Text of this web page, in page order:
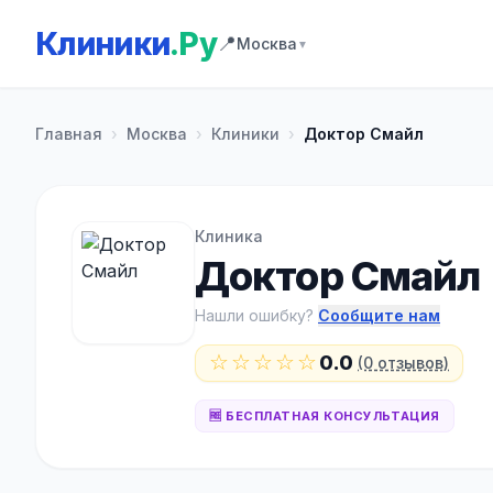
Клиники.Ру📍Москва ▼
Главная › Москва › Клиники › Доктор Смайл
Клиника
Доктор Смайл
Нашли ошибку? Сообщите нам
☆☆☆☆☆0.0 (0 отзывов)
🆓 БЕСПЛАТНАЯ КОНСУЛЬТАЦИЯ